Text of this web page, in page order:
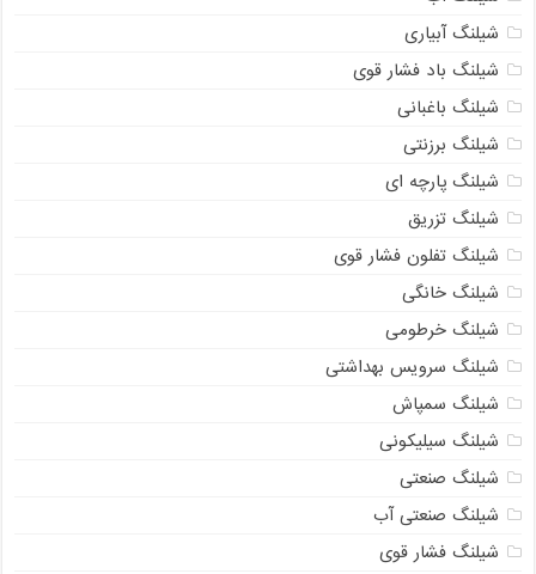
شیلنگ آبیاری
شیلنگ باد فشار قوی
شیلنگ باغبانی
شیلنگ برزنتی
شیلنگ پارچه‌ ای
شیلنگ تزریق
شیلنگ تفلون فشار قوی
شیلنگ خانگی
شیلنگ خرطومی
شیلنگ سرویس بهداشتی
شیلنگ سمپاش
شیلنگ سیلیکونی
شیلنگ صنعتی
شیلنگ صنعتی آب
شیلنگ فشار قوی